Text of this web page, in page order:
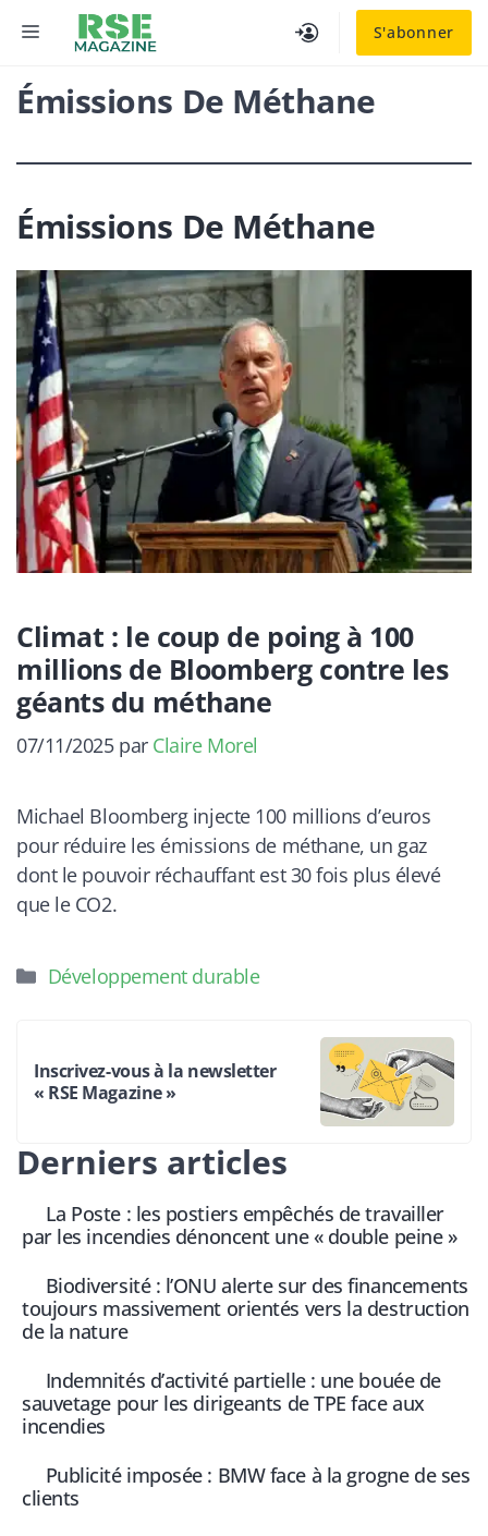
S'abonner
MENU
Émissions De Méthane
Émissions De Méthane
Climat : le coup de poing à 100
millions de Bloomberg contre les
géants du méthane
07/11/2025 par Claire Morel
Michael Bloomberg injecte 100 millions d’euros
pour réduire les émissions de méthane, un gaz
dont le pouvoir réchauffant est 30 fois plus élevé
que le CO2.
Catégories
Développement durable
Inscrivez-vous à la newsletter
« RSE Magazine »
Derniers articles
La Poste : les postiers empêchés de travailler
par les incendies dénoncent une « double peine »
Biodiversité : l’ONU alerte sur des financements
toujours massivement orientés vers la destruction
de la nature
Indemnités d’activité partielle : une bouée de
sauvetage pour les dirigeants de TPE face aux
incendies
Publicité imposée : BMW face à la grogne de ses
clients